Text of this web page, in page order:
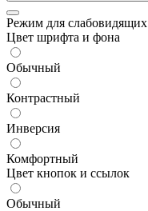
Режим для слабовидящих
Цвет шрифта и фона
Обычный
Контрастный
Инверсия
Комфортный
Цвет кнопок и ссылок
Обычный